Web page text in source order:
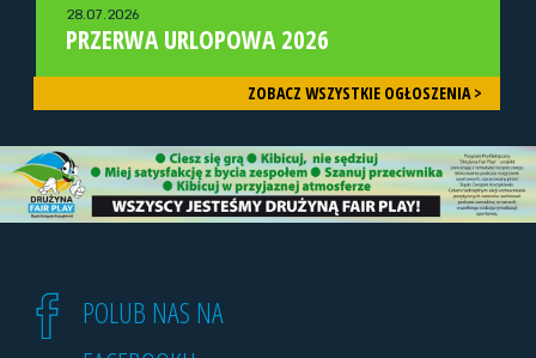
28.07.2026
PRZERWA URLOPOWA 2026
ZOBACZ WSZYSTKIE OGŁOSZENIA >
POLUB NAS NA